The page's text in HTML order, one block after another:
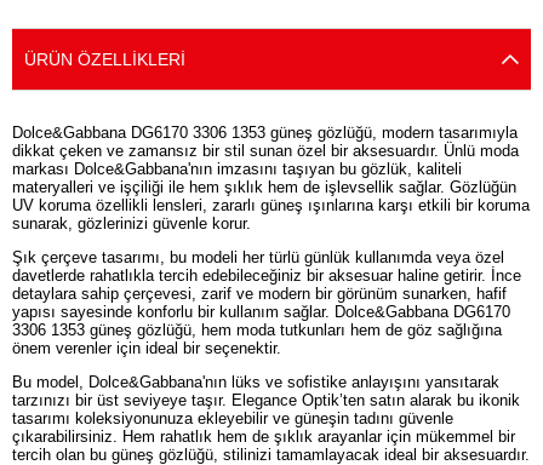
ÜRÜN ÖZELLIKLERI
Dolce&Gabbana DG6170 3306 1353 güneş gözlüğü, modern tasarımıyla
dikkat çeken ve zamansız bir stil sunan özel bir aksesuardır. Ünlü moda
markası Dolce&Gabbana'nın imzasını taşıyan bu gözlük, kaliteli
materyalleri ve işçiliği ile hem şıklık hem de işlevsellik sağlar. Gözlüğün
UV koruma özellikli lensleri, zararlı güneş ışınlarına karşı etkili bir koruma
sunarak, gözlerinizi güvenle korur.
Şık çerçeve tasarımı, bu modeli her türlü günlük kullanımda veya özel
davetlerde rahatlıkla tercih edebileceğiniz bir aksesuar haline getirir. İnce
detaylara sahip çerçevesi, zarif ve modern bir görünüm sunarken, hafif
yapısı sayesinde konforlu bir kullanım sağlar. Dolce&Gabbana DG6170
3306 1353 güneş gözlüğü, hem moda tutkunları hem de göz sağlığına
önem verenler için ideal bir seçenektir.
Bu model, Dolce&Gabbana'nın lüks ve sofistike anlayışını yansıtarak
tarzınızı bir üst seviyeye taşır. Elegance Optik’ten satın alarak bu ikonik
tasarımı koleksiyonunuza ekleyebilir ve güneşin tadını güvenle
çıkarabilirsiniz. Hem rahatlık hem de şıklık arayanlar için mükemmel bir
tercih olan bu güneş gözlüğü, stilinizi tamamlayacak ideal bir aksesuardır.